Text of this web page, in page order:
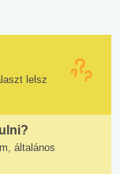
lelsz
általános